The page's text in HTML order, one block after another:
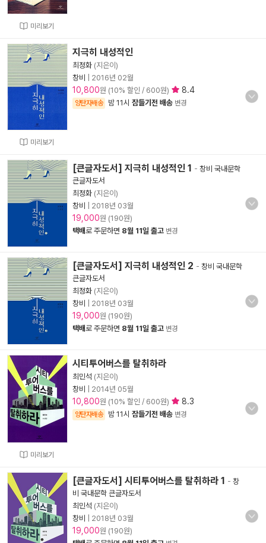
미리보기
미리보기
지극히 내성적인
최정화 (지은이)
창비
2016년 02월
10,800원 (10% 할인 / 600원) 8.4
양탄자배송 밤 11시 잠들기전 배송 변경
[큰글자도서] 지극히 내성적인 1 - 창비 국내문학
큰글자도서
최정화 (지은이)
창비
2018년 03월
19,000원 (190원)
택배로 주문하면 8월 11일 출고 변경
[큰글자도서] 지극히 내성적인 2 - 창비 국내문학
큰글자도서
최정화 (지은이)
창비
2018년 03월
19,000원 (190원)
택배로 주문하면 8월 11일 출고 변경
미리보기
시티투어버스를 탈취하라
최민석 (지은이)
창비
2014년 05월
10,800원 (10% 할인 / 600원) 8.3
양탄자배송 밤 11시 잠들기전 배송 변경
[큰글자도서] 시티투어버스를 탈취하라 1 - 창
비 국내문학 큰글자도서
최민석 (지은이)
창비
2018년 03월
19,000원 (190원)